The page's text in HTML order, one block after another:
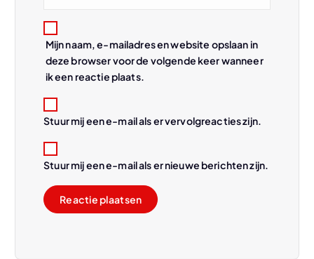
Mijn naam, e-mailadres en website opslaan in
deze browser voor de volgende keer wanneer
ik een reactie plaats.
Stuur mij een e-mail als er vervolgreacties zijn.
Stuur mij een e-mail als er nieuwe berichten zijn.